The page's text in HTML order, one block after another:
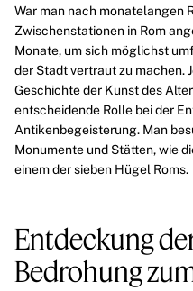
War man nach monatelangen
Zwischenstationen in Rom
Monate, um sich möglichst
der Stadt vertraut zu machen.
Geschichte der Kunst des
entscheidende Rolle bei der
Antikenbegeisterung. Man
Monumente und Stätten, wie
einem der sieben Hügel Roms.
Entdeckung
Bedrohung